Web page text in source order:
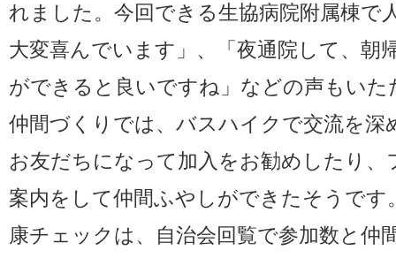
れました。今回できる生協病院附属棟で
大変喜んでいます」、「夜通院して、朝
ができると良いですね」などの声もいた
仲間づくりでは、バスハイクで交流を深
お友だちになって加入をお勧めしたり
案内をして仲間ふやしができたそうです
康チェックは、自治会回覧で参加数と仲